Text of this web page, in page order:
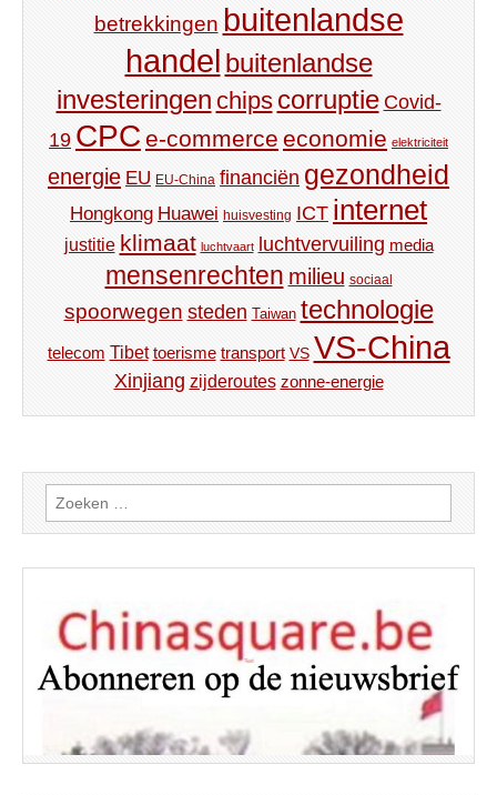
betrekkingen buitenlandse
handel buitenlandse
investeringen chips corruptie Covid-
19 CPC e-commerce economie elektriciteit
energie EU EU-China financiën gezondheid
Hongkong Huawei huisvesting ICT internet
justitie klimaat luchtvaart luchtvervuiling media
mensenrechten milieu sociaal
spoorwegen steden Taiwan technologie
telecom Tibet toerisme transport VS VS-China
Xinjiang zijderoutes zonne-energie
Zoeken
naar: